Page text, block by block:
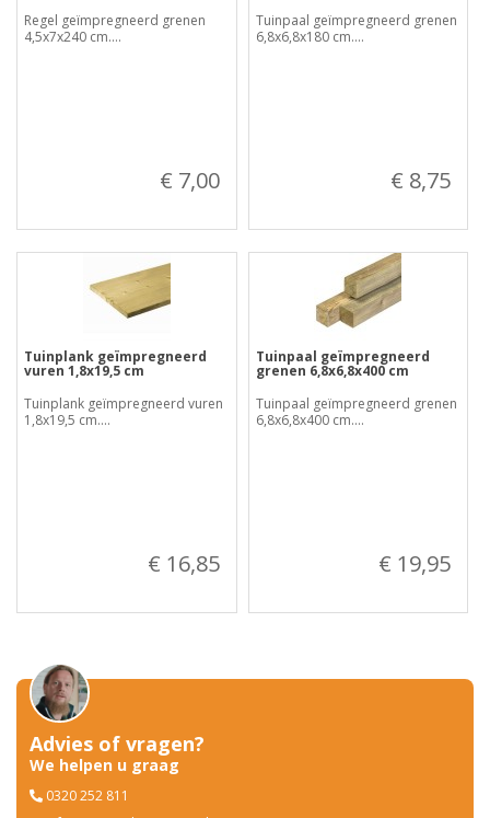
Regel geïmpregneerd grenen
4,5x7x240 cm....
€ 7,00
Tuinpaal geïmpregneerd grenen
6,8x6,8x180 cm....
€ 8,75
Tuinplank geïmpregneerd
vuren 1,8x19,5 cm
Tuinplank geïmpregneerd vuren
1,8x19,5 cm....
€ 16,85
Tuinpaal geïmpregneerd
grenen 6,8x6,8x400 cm
Tuinpaal geïmpregneerd grenen
6,8x6,8x400 cm....
€ 19,95
Advies of vragen?
We helpen u graag
0320 252 811